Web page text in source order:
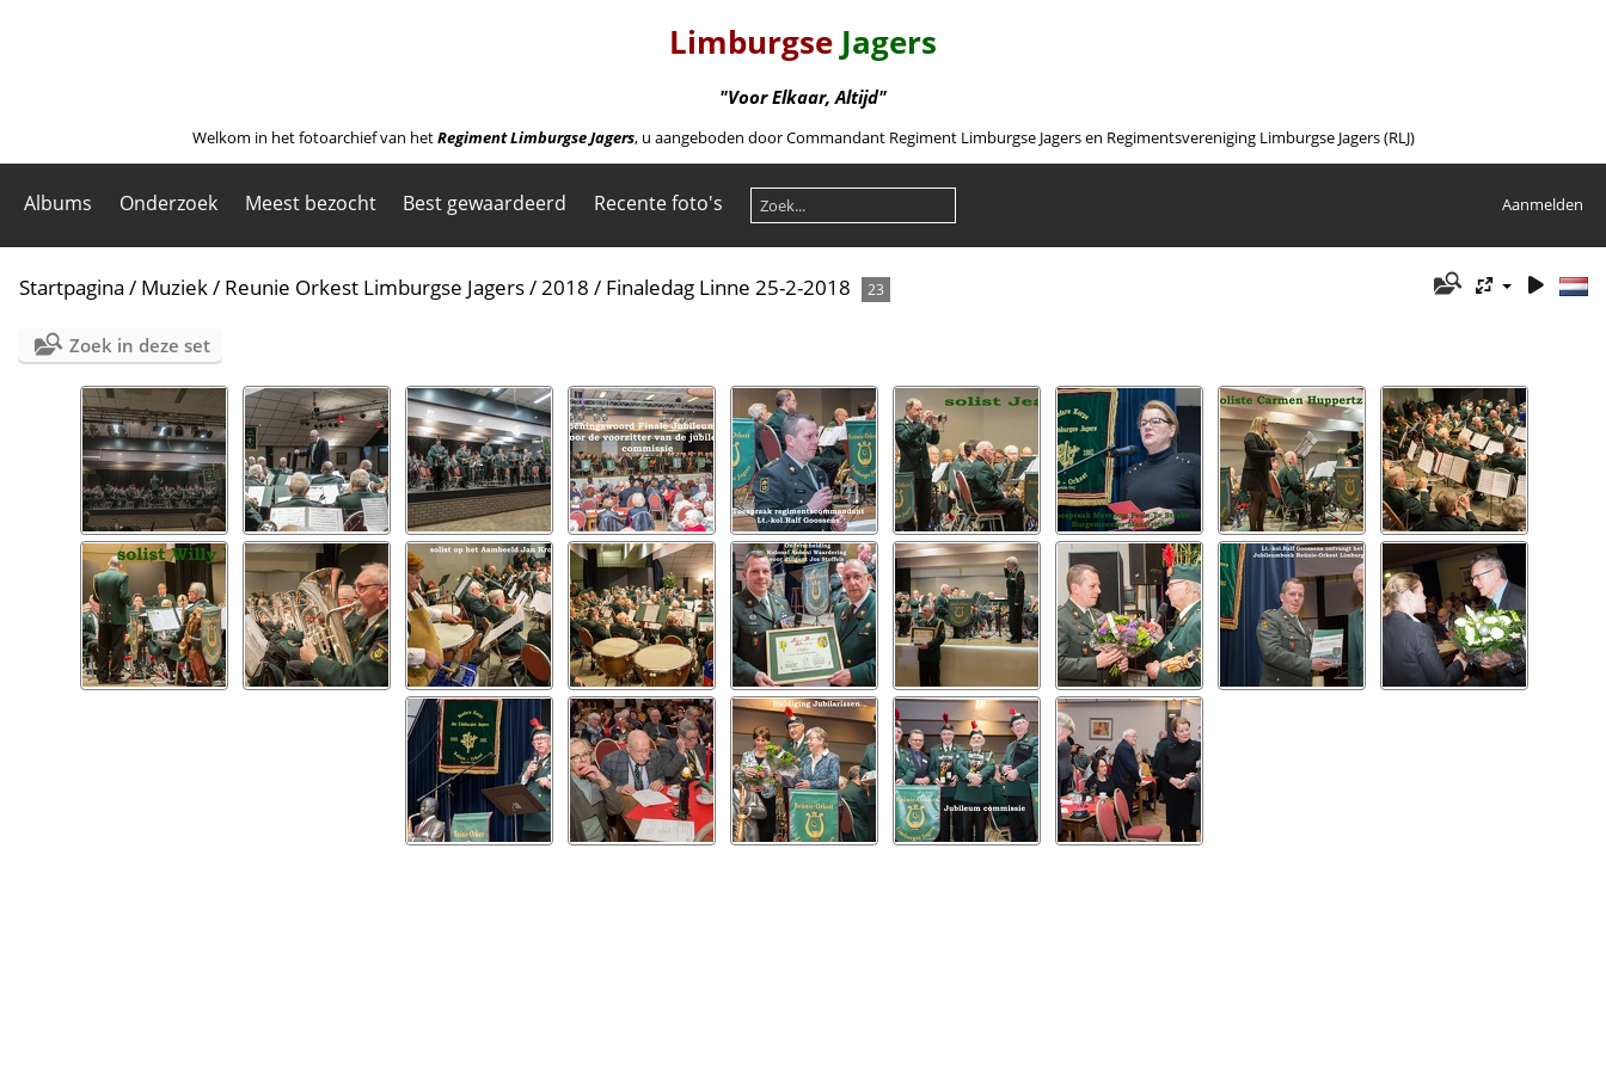
Limburgse Jagers
"Voor Elkaar, Altijd"
Welkom in het fotoarchief van hetRegiment Limburgse Jagers, u aangeboden door Commandant Regiment Limburgse Jagers en Regimentsvereniging Limburgse Jagers (RLJ)
Albums Onderzoek Meest bezocht Best gewaardeerd Recente foto's Aanmelden
Startpagina / Muziek/ Reunie Orkest Limburgse Jagers/2018 / Finaledag Linne 25-2-2018 23
Zoek in deze set